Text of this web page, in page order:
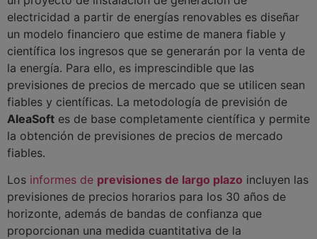
electricidad a partir de energías renovables es diseñar
un modelo financiero que estime de manera fiable y
científica los ingresos que se generarán por la venta de
la energía. Para ello, es imprescindible que las
previsiones de precios de mercado que se utilicen sean
fiables y científicas. La metodología de previsión de
AleaSoft es de base completamente científica y permite
la obtención de previsiones de precios de mercado
fiables.
Los informes de previsiones de largo plazo incluyen las
previsiones de precios horarios para los 30 años de
horizonte, además de bandas de confianza que
proporcionan una medida cuantitativa de la